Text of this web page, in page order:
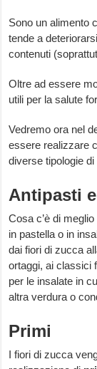
Sono un alimento
tende a
contenuti
Oltre ad essere
utili per la salute
Vedremo ora nel
essere realizzare
diverse tipologie di
Antipasti
Cosa c’è di
in pastella o in
dai fiori di zucca
ortaggi, ai classici
per le insalate in
altra verdura o
Primi
I fiori di zucca